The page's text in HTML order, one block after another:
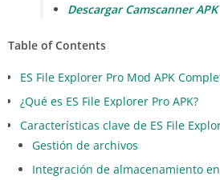
Descargar Camscanner APK
Table of Contents
ES File Explorer Pro Mod APK
¿Qué es ES File Explorer Pro APK?
Características clave de ES File
Gestión de archivos
Integración de almacenamiento